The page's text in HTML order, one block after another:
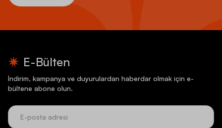
E-Bülten
İndirim, kampanya ve duyurulardan haberdar olmak için e-
bültene abone olun.